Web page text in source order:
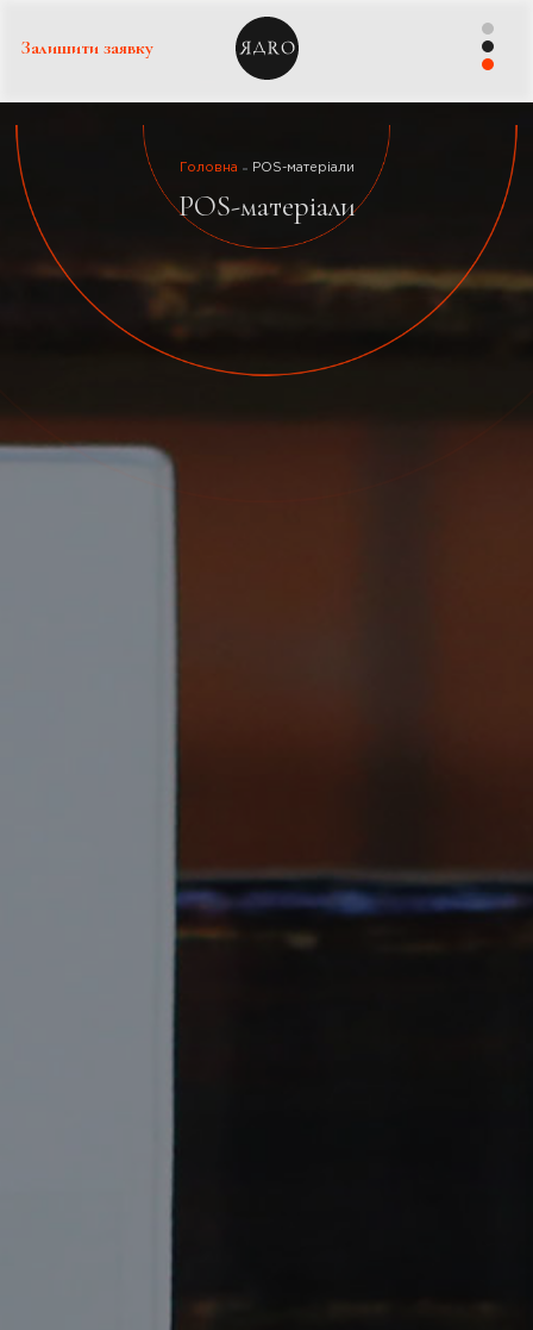
Залишити заявку
Головна POS-матеріали
POS-матеріали